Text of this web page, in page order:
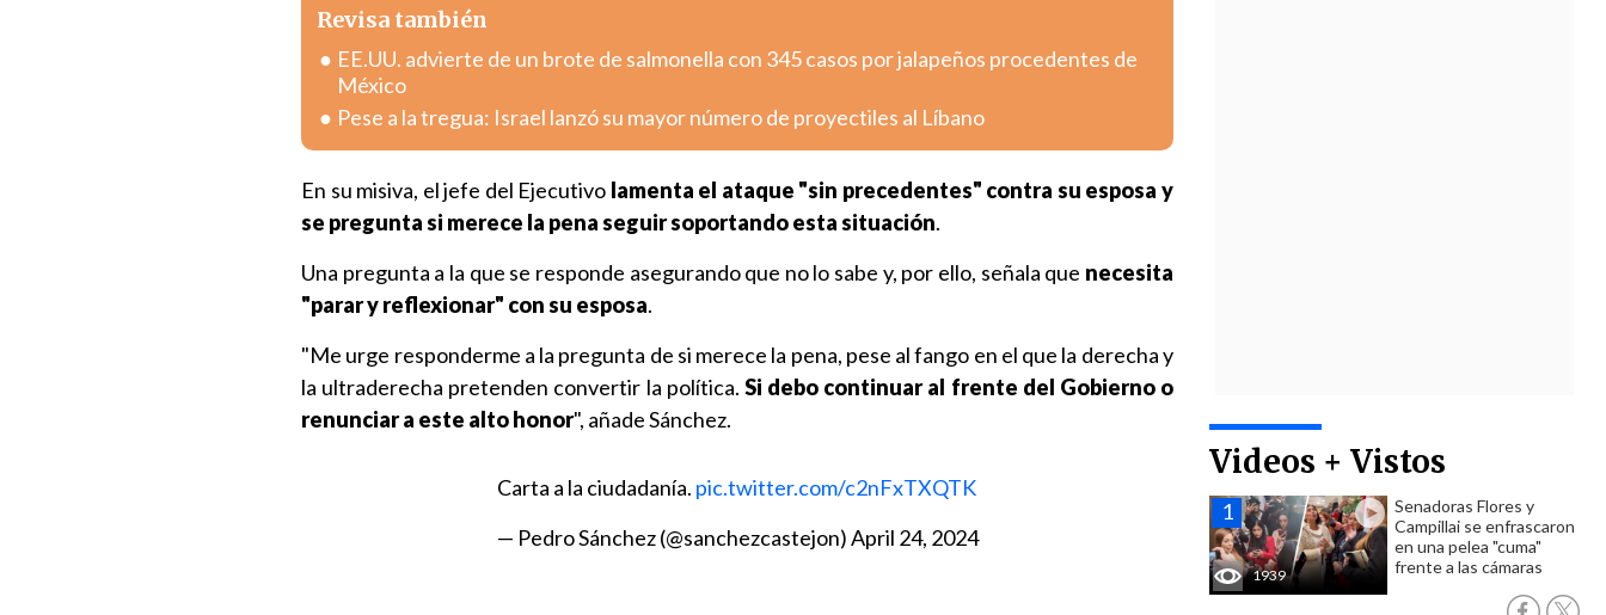
Videos + Vistos
1939
Senadoras Flores y
Campillai se enfrascaron
en una pelea "cuma"
frente a las cámaras
Revisa también
EE.UU. advierte de un brote de salmonella con 345 casos por jalapeños procedentes de
México
Pese a la tregua: Israel lanzó su mayor número de proyectiles al Líbano
En su misiva, el jefe del Ejecutivo lamenta el ataque "sin precedentes" contra su esposa y
se pregunta si merece la pena seguir soportando esta situación.
Una pregunta a la que se responde asegurando que no lo sabe y, por ello, señala que necesita
"parar y reflexionar" con su esposa.
"Me urge responderme a la pregunta de si merece la pena, pese al fango en el que la derecha y
la ultraderecha pretenden convertir la política. Si debo continuar al frente del Gobierno o
renunciar a este alto honor", añade Sánchez.
Carta a la ciudadanía. pic.twitter.com/c2nFxTXQTK
— Pedro Sánchez (@sanchezcastejon)April 24, 2024